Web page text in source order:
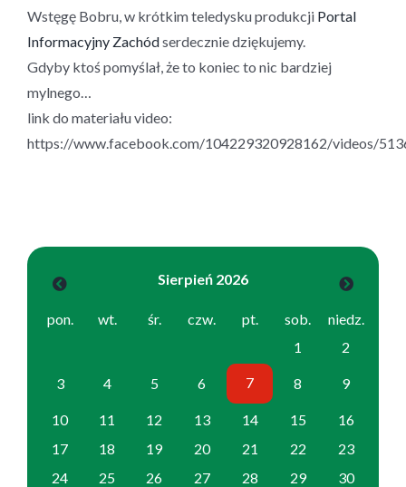
Wstęgę Bobru, w krótkim teledysku produkcji Portal
Informacyjny Zachódserdecznie dziękujemy.
Gdyby ktoś pomyślał, że to koniec to nic bardziej
mylnego…
link do materiału video:
https://www.facebook.com/104229320928162/videos/
Sierpień 2026
pon. wt. śr. czw. pt. sob.
niedz.
1
2
3 4 5 6 7 8 9
10 11 12 13 14 15
16
17
18 19 20 21 22
23
24
25 26 27 28 29
30